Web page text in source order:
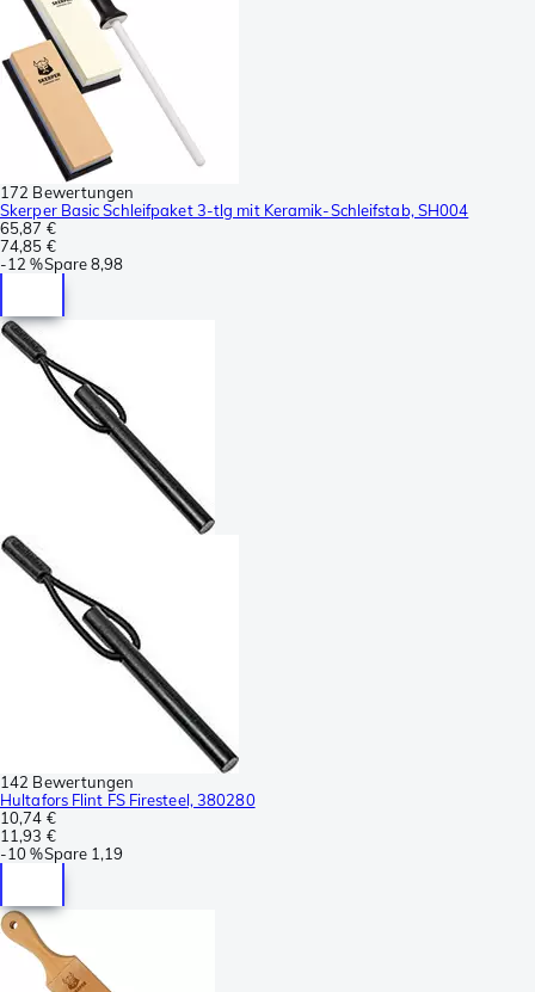
172 Bewertungen
Skerper Basic Schleifpaket 3-tlg mit Keramik-Schleifstab, SH004
65,87 €
74,85 €
-12 %Spare8,98
142 Bewertungen
Hultafors Flint FS Firesteel, 380280
10,74 €
11,93 €
-10 %Spare 1,19